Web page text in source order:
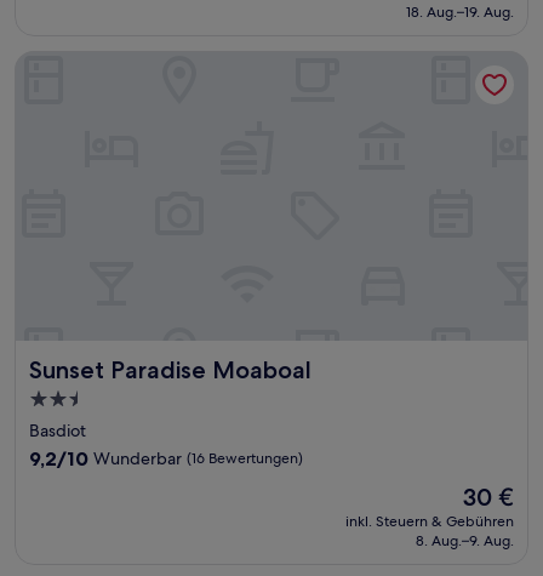
Bewertungen)
beträgt
18. Aug.–19. Aug.
Sunset Paradise Moaboal
Sunset Paradise Moaboal
2.5-
Sterne-
Unterkunft
Basdiot
9.2
9,2/10 Wunderbar (16 Bewertungen)
Der
Preis
beträgt
30 €
inkl. Steuern & Gebühren
8. Aug.–9. Aug.